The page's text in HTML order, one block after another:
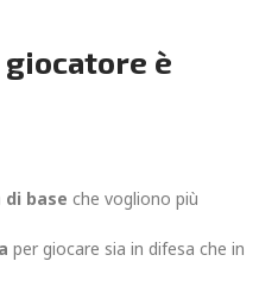
è
base che vogliono più
per giocare sia in difesa che in